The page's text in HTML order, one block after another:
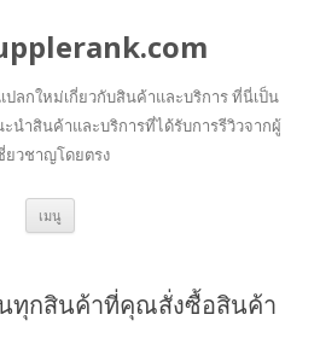
ลกใหม่เกี่ยวกับสินค้าและบริการ ที่นี่เป็น
ะนำสินค้าและบริการที่ได้รับการรีวิวจากผู้
ยวชาญโดยตรง
เมนู ข้าม
ยัง
ทุกสินค้าที่คุณสั่งซื้อสินค้า